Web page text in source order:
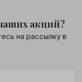
акций?
на рассылку в